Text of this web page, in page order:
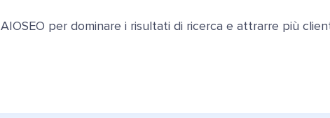
per dominare i risultati di ricerca e attrarre più